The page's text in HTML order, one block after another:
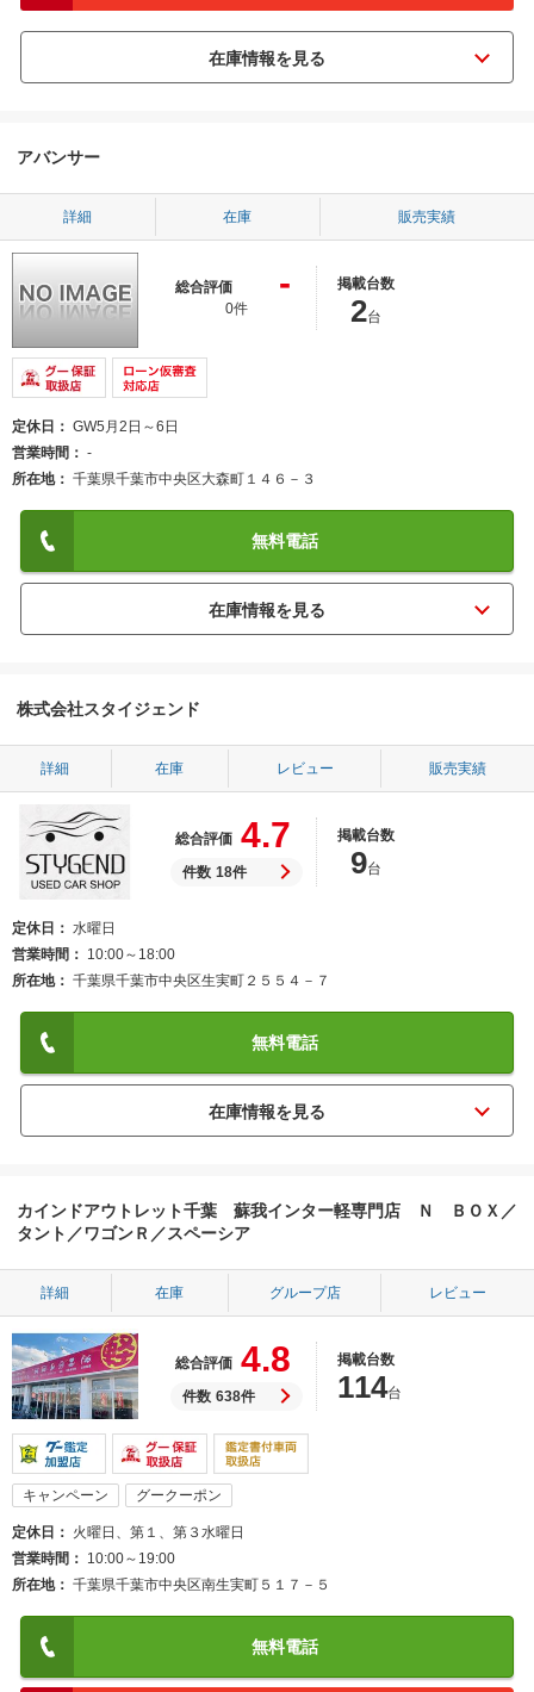
アバンサー
詳細 在庫 販売実績
総合評価 -
0件
掲載台数
2台
定休日
GW5月2日～6日
営業時間
-
所在地
千葉県千葉市中央区大森町１４６－３
無料電話
株式会社スタイジェンド
詳細 在庫 レビュー 販売実績
総合評価 4.7
件数 18件
掲載台数
9台
定休日
水曜日
営業時間
10:00～18:00
所在地
千葉県千葉市中央区生実町２５５４－７
無料電話
カインドアウトレット千葉 蘇我インター軽専門店 Ｎ ＢＯＸ／
タント／ワゴンＲ／スペーシア
詳細 在庫 グループ店 レビュー
総合評価 4.8
件数 638件
掲載台数
114台
キャンペーン グークーポン
定休日
火曜日、第１、第３水曜日
営業時間
10:00～19:00
所在地
千葉県千葉市中央区南生実町５１７－５
無料電話